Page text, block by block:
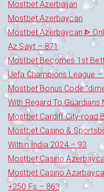
Mostbet Azerbaijan
Mostbet Azerbaycan
Mostbet Azerbaycan ᐈ
Az Sayt – 871
Mostbet Becomes 1st
Uefa Champions League –
Mostbet Bonus Code
With Regard To
Mostbet Cardiff City-road
Mostbet Casino &
Within India 2024 – 93
Mostbet Casino
Mostbet Casino
+250 Fs – 863